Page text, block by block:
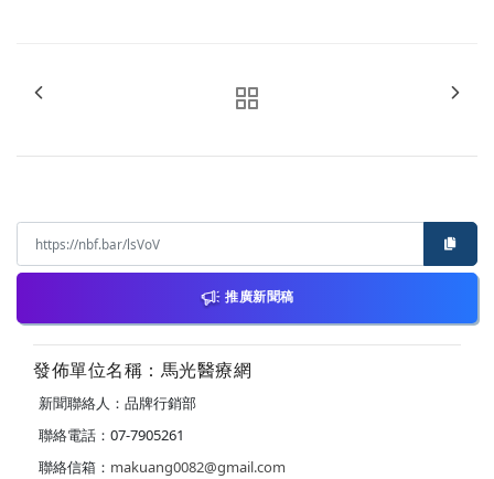
推廣新聞稿
發佈單位名稱：馬光醫療網
新聞聯絡人：品牌行銷部
聯絡電話：07-7905261
聯絡信箱： makuang0082@gmail.com